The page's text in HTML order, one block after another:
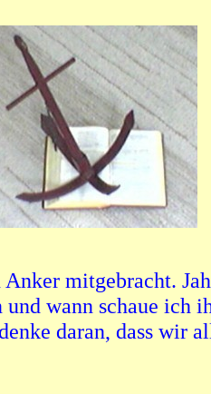
mitgebracht.
wann schaue ich
daran, dass wir